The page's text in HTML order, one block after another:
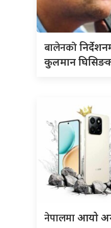
बालेनको
कुलमान
नेपालमाआयो